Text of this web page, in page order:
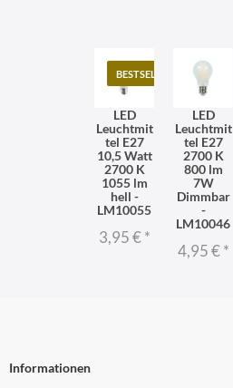
BESTSELLER
LED
Leuchtmit
tel E27
10,5 Watt
2700 K
1055 lm
hell -
LM10055
3,95 €*
LED
Leuchtmit
tel E27
2700 K
800 lm
7W
Dimmbar
-
LM10046
4,95 €*
Informationen